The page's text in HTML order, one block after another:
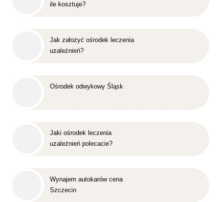
ile kosztuje?
Jak założyć ośrodek leczenia
uzależnień?
Ośrodek odwykowy Śląsk
Jaki ośrodek leczenia
uzależnień polecacie?
Wynajem autokarów cena
Szczecin